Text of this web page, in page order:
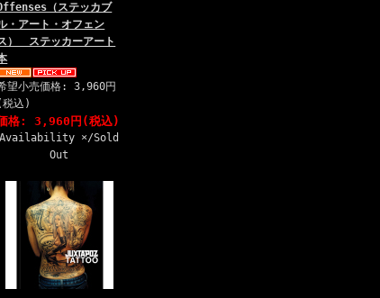
（ステッカブ
・アート・オフェン
） ステッカーアート
望小売価格: 3,960円
税込)
格: 3,960円(税込)
Availability ×/Sold
Out